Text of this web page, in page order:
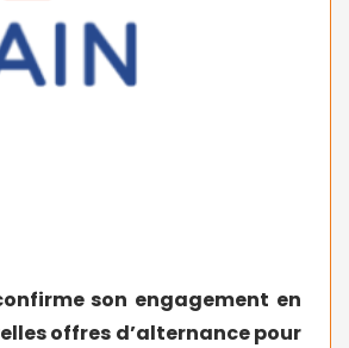
son engagement en
offres d’alternance pour